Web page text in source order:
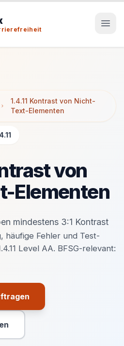
1.4.11 Kontrast von Nicht-
Text-Elementen
von
Elementen
mindestens 3:1 Kontrast
häufige Fehler und Test-
Level AA. BFSG-relevant:
Aktion
Aktion